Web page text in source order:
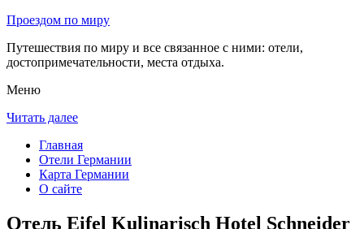
Проездом по миру
Путешествия по миру и все связанное с ними: отели,
достопримечательности, места отдыха.
Меню
Читать далее
Главная
Отели Германии
Карта Германии
О сайте
Отель Eifel Kulinarisch Hotel Schneider